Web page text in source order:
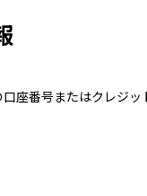
口座番号またはクレジ